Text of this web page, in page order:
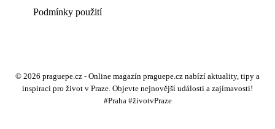
Podmínky použití
© 2026 praguepe.cz - Online magazín praguepe.cz nabízí aktuality, tipy a
inspiraci pro život v Praze. Objevte nejnovější události a zajímavosti!
#Praha #životvPraze